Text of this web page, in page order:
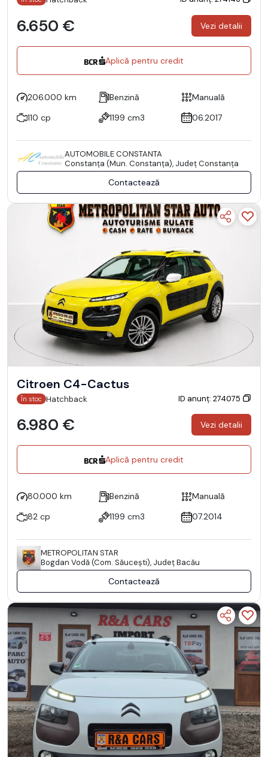
6.650 € Vezi detalii
Aplică pentru credit
206.000 km Benzină
Manuală
110 cp
1199 cm3 06.2017
AUTOMOBILE CONSTANTA
Constanţa (Mun. Constanţa), Județ Constanţa
Contactează
Citroen C4-Cactus
În stoc Hatchback ID anunț: 274075
6.980 € Vezi detalii
Aplică pentru credit
80.000 km Benzină
Manuală
82 cp
1199 cm3 07.2014
METROPOLITAN STAR
Bogdan Vodă (Com. Săuceşti), Județ Bacău
Contactează